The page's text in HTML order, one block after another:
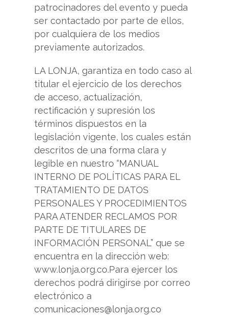
patrocinadores del evento y pueda
ser contactado por parte de ellos,
por cualquiera de los medios
previamente autorizados.
LA LONJA, garantiza en todo caso al
titular el ejercicio de los derechos
de acceso, actualización,
rectificación y supresión los
términos dispuestos en la
legislación vigente, los cuales están
descritos de una forma clara y
legible en nuestro “MANUAL
INTERNO DE POLÍTICAS PARA EL
TRATAMIENTO DE DATOS
PERSONALES Y PROCEDIMIENTOS
PARA ATENDER RECLAMOS POR
PARTE DE TITULARES DE
INFORMACIÓN PERSONAL” que se
encuentra en la dirección web:
www.lonja.org.co.Para ejercer los
derechos podrá dirigirse por correo
electrónico a
comunicaciones@lonja.org.co